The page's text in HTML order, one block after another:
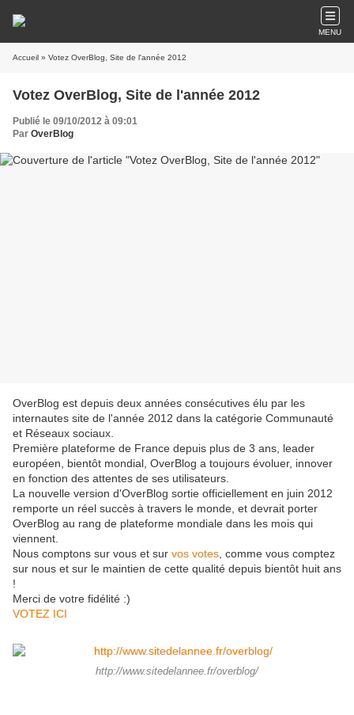
MENU
Accueil » Votez OverBlog, Site de l'année 2012
Votez OverBlog, Site de l'année 2012
Publié le 09/10/2012 à 09:01
Par OverBlog
OverBlog est depuis deux années consécutives élu par les
internautes site de l'année 2012 dans la catégorie Communauté
et Réseaux sociaux.
Première plateforme de France depuis plus de 3 ans, leader
européen, bientôt mondial, OverBlog a toujours évoluer, innover
en fonction des attentes de ses utilisateurs.
La nouvelle version d'OverBlog sortie officiellement en juin 2012
remporte un réel succès à travers le monde, et devrait porter
OverBlog au rang de plateforme mondiale dans les mois qui
viennent.
Nous comptons sur vous et sur vos votes , comme vous comptez
sur nous et sur le maintien de cette qualité depuis bientôt huit ans
!
Merci de votre fidélité :)
VOTEZ ICI
http://www.sitedelannee.fr/overblog/